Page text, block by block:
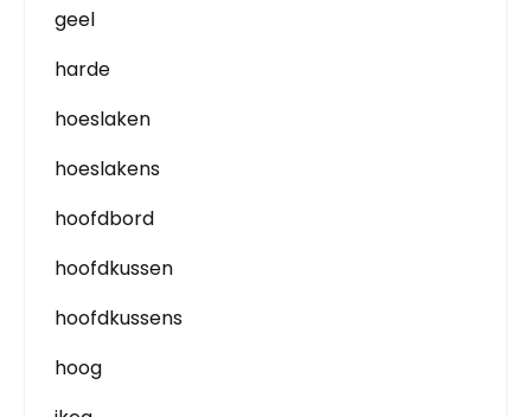
geel
harde
hoeslaken
hoeslakens
hoofdbord
hoofdkussen
hoofdkussens
hoog